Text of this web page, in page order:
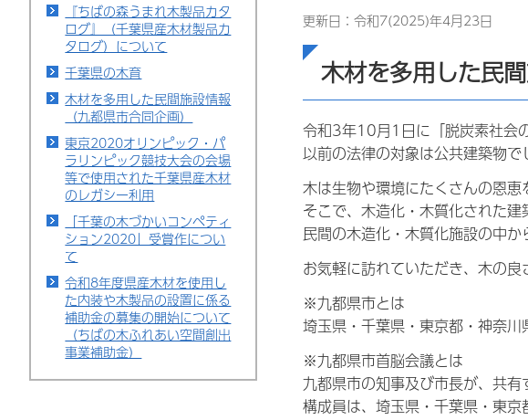
『ちばの森うまれ木製品カタ
ログ』（千葉県産木材製品カ
タログ）について
千葉県の木育
木材を多用した民間施設情報
（九都県市合同企画）
東京2020オリンピック・パ
ラリンピック競技大会の会場
等で使用された千葉県産木材
のレガシー利用
「千葉の木づかいコンペティ
ション2020」受賞作につい
て
令和8年度県産木材を使用し
た内装や木製品の設置に係る
補助金の募集の開始について
（ちばの木ふれあい空間創出
事業補助金）
更新日：令和7(2025)年4月23日
木材を多用した民
令和3年10月1日に「脱炭素社会
以前の法律の対象は公共建築物で
木は生物や環境にたくさんの恩
そこで、木造化・木質化された建
民間の木造化・木質化施設の中
お気軽に訪れていただき、木の良
※九都県市とは
埼玉県・千葉県・東京都・神奈川
※九都県市首脳会議とは
九都県市の知事及び市長が、共
構成員は、埼玉県・千葉県・東